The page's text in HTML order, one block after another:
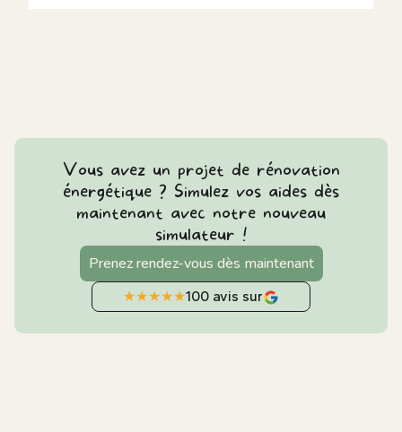
Vous avez un projet de rénovation
énergétique ? Simulez vos aides dès
maintenant avec notre nouveau
simulateur !
Prenez rendez-vous dès maintenant
★★★★★100 avis sur